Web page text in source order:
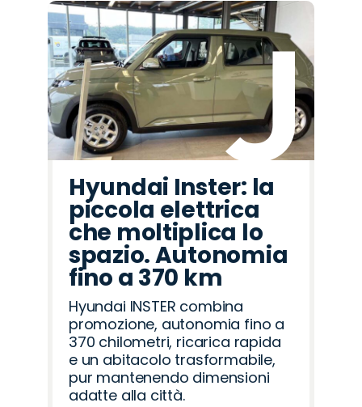
Hyundai Inster: la
piccola elettrica
che moltiplica lo
spazio. Autonomia
fino a 370 km
Hyundai INSTER combina
promozione, autonomia fino a
370 chilometri, ricarica rapida
e un abitacolo trasformabile,
pur mantenendo dimensioni
adatte alla città.